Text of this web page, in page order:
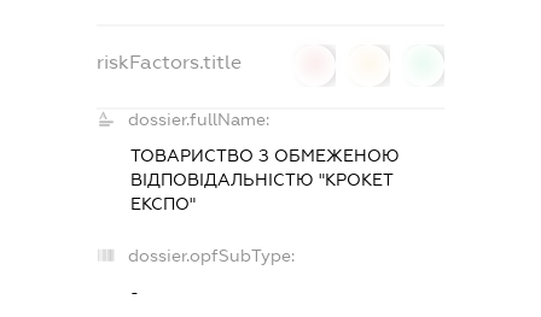
riskFactors.title
dossier.fullName:
ТОВАРИСТВО З ОБМЕЖЕНОЮ
ВІДПОВІДАЛЬНІСТЮ "КРОКЕТ
ЕКСПО"
dossier.opfSubType:
-